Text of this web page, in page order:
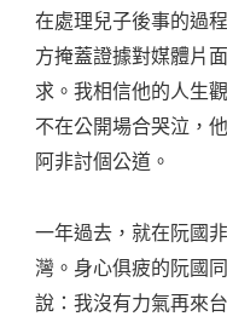
在處理兒子後事的過
方掩蓋證據對媒體片
求。我相信他的人生
不在公開場合哭泣，
阿非討個公道。
一年過去，就在阮國
灣。身心俱疲的阮國
說：我沒有力氣再來